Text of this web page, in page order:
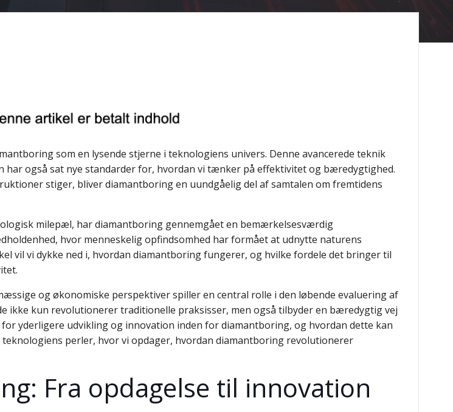
som en lysende stjerne i teknologiens univers. Denne avancerede teknik
også sat nye standarder for, hvordan vi tænker på effektivitet og bæredygtighed.
stiger, bliver diamantboring en uundgåelig del af samtalen om fremtidens
milepæl, har diamantboring gennemgået en bemærkelsesværdig
hvor menneskelig opfindsomhed har formået at udnytte naturens
vil vi dykke ned i, hvordan diamantboring fungerer, og hvilke fordele det bringer til
og økonomiske perspektiver spiller en central rolle i den løbende evaluering af
ikke kun revolutionerer traditionelle praksisser, men også tilbyder en bæredygtig vej
yderligere udvikling og innovation inden for diamantboring, og hvordan dette kan
perler, hvor vi opdager, hvordan diamantboring revolutionerer
Fra opdagelse til innovation